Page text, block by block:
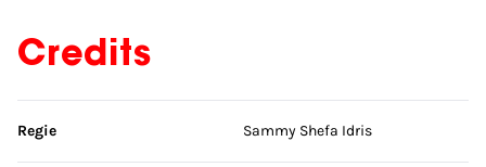
Credits
Sla credits over
Regie Sammy Shefa Idris